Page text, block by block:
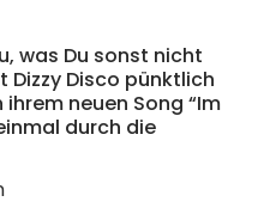
was Du sonst nicht
Dizzy Disco pünktlich
neuen Song “Im
durch die
bis leuchtenden
Disco Pop gestimmt.